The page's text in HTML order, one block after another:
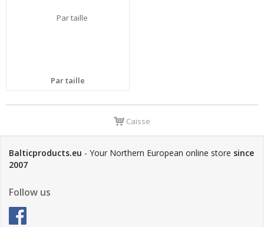
Par taille
Caisse
Balticproducts.eu - Your Northern European online store since
2007
Follow us